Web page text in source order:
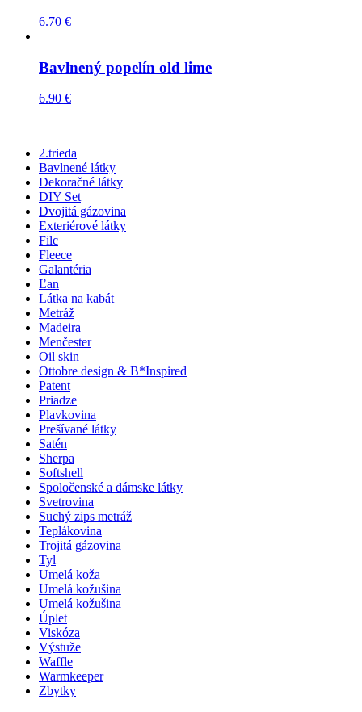
6.70 €
Bavlnený popelín old lime
6.90 €
2.trieda
Bavlnené látky
Dekoračné látky
DIY Set
Dvojitá gázovina
Exteriérové látky
Filc
Fleece
Galantéria
Ľan
Látka na kabát
Metráž
Madeira
Menčester
Oil skin
Ottobre design & B*Inspired
Patent
Priadze
Plavkovina
Prešívané látky
Satén
Sherpa
Softshell
Spoločenské a dámske látky
Svetrovina
Suchý zips metráž
Teplákovina
Trojitá gázovina
Tyl
Umelá koža
Umelá kožušina
Umelá kožušina
Úplet
Viskóza
Výstuže
Waffle
Warmkeeper
Zbytky